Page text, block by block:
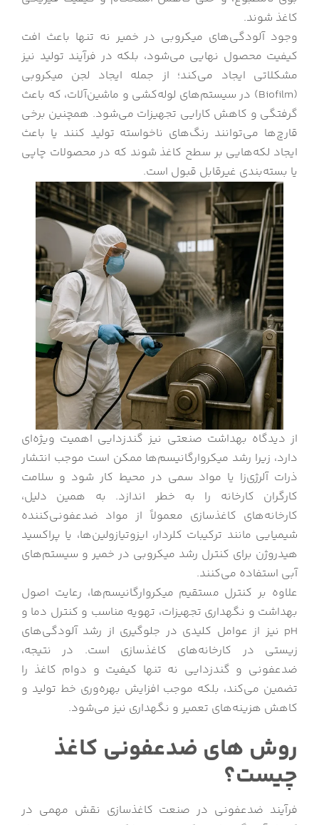
کاغذ شوند.
وجود آلودگی‌های میکروبی در خمیر نه تنها باعث افت
کیفیت محصول نهایی می‌شود، بلکه در فرآیند تولید نیز
مشکلاتی ایجاد می‌کند؛ از جمله ایجاد لجن میکروبی
(Biofilm) در سیستم‌های لوله‌کشی و ماشین‌آلات، که باعث
گرفتگی و کاهش کارایی تجهیزات می‌شود. همچنین برخی
قارچ‌ها می‌توانند رنگ‌های ناخواسته تولید کنند یا باعث
ایجاد لکه‌هایی بر سطح کاغذ شوند که در محصولات چاپی
یا بسته‌بندی غیرقابل قبول است.
از دیدگاه بهداشت صنعتی نیز گندزدایی اهمیت ویژه‌ای
دارد، زیرا رشد میکروارگانیسم‌ها ممکن است موجب انتشار
ذرات آلرژی‌زا یا مواد سمی در محیط کار شود و سلامت
کارگران کارخانه را به خطر اندازد. به همین دلیل،
کارخانه‌های کاغذسازی معمولاً از مواد ضدعفونی‌کننده
شیمیایی مانند ترکیبات کلردار، ایزوتیازولین‌ها، یا پراکسید
هیدروژن برای کنترل رشد میکروبی در خمیر و سیستم‌های
آبی استفاده می‌کنند.
علاوه بر کنترل مستقیم میکروارگانیسم‌ها، رعایت اصول
بهداشت و نگهداری تجهیزات، تهویه مناسب و کنترل دما و
pH نیز از عوامل کلیدی در جلوگیری از رشد آلودگی‌های
زیستی در کارخانه‌های کاغذسازی است. در نتیجه،
ضدعفونی و گندزدایی نه تنها کیفیت و دوام کاغذ را
تضمین می‌کند، بلکه موجب افزایش بهره‌وری خط تولید و
کاهش هزینه‌های تعمیر و نگهداری نیز می‌شود.
روش های ضدعفونی کاغذ
چیست؟
فرآیند ضدعفونی در صنعت کاغذسازی نقش مهمی در